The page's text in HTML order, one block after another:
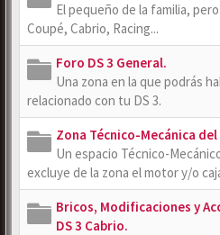
El pequeño de la familia,
Coupé, Cabrio, Racing...
Foro DS 3 General.
Una zona en la que podrás
relacionado con tu DS 3.
Zona Técnico-Mecánica del
Un espacio Técnico-
excluye de la zona el motor y/o
Bricos, Modificaciones y
DS 3 Cabrio.